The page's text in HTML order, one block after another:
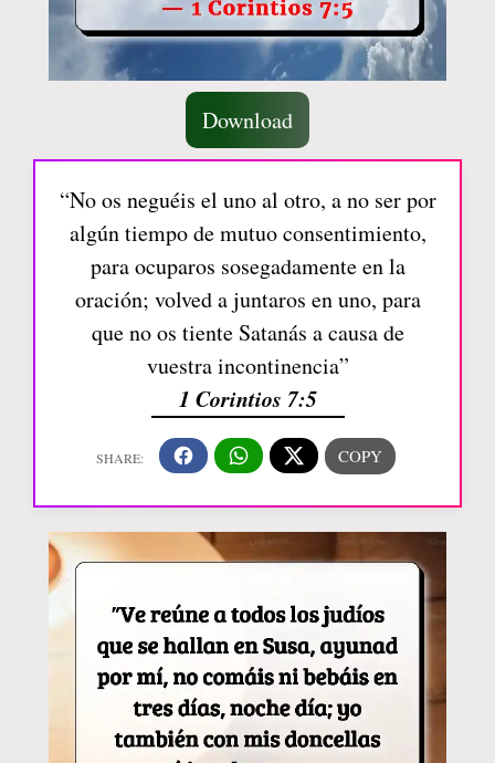
Download
“No os neguéis el uno al otro, a no ser por
algún tiempo de mutuo consentimiento,
para ocuparos sosegadamente en la
oración; volved a juntaros en uno, para
que no os tiente Satanás a causa de
vuestra incontinencia”
1 Corintios 7:5